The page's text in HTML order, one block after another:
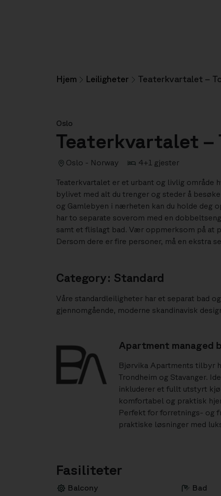
Hjem Leiligheter Teaterkvartalet –
Oslo
Teaterkvartalet
Oslo - Norway 4+1 gjester
Teaterkvartalet er et urbant og livlig område
bylivet med alt du trenger og steder å
og Gamlebyen i nærheten kan du holde deg
har to separate soverom med en
samt et flislagt bad. Vær oppmerksom på at
Dersom dere er fire personer, må en ekstra
Category: Standard
Våre standardleiligheter har et separat bad
gjennomgående, moderne skandinavisk
Apartment managed
Bjørvika Apartments tilbyr
Trondheim og Stavanger.
inkluderer et fullt utstyrt
komfortabel og praktisk
Perfekt for forretnings- og
praktiske løsninger med
Fasiliteter
Balcony Bad